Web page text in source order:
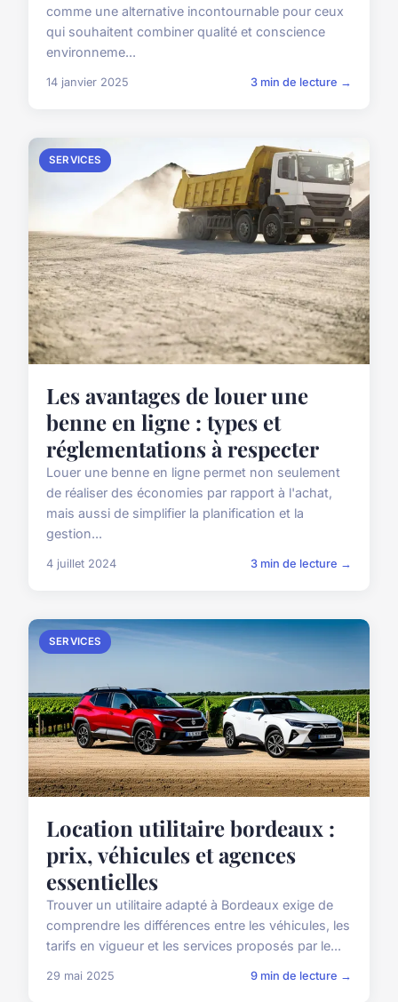
comme une alternative incontournable pour ceux
qui souhaitent combiner qualité et conscience
environneme...
14 janvier 2025 3 min de lecture →
SERVICES
Les avantages de louer une
benne en ligne : types et
réglementations à respecter
Louer une benne en ligne permet non seulement
de réaliser des économies par rapport à l'achat,
mais aussi de simplifier la planification et la
gestion...
4 juillet 2024 3 min de lecture →
SERVICES
Location utilitaire bordeaux :
prix, véhicules et agences
essentielles
Trouver un utilitaire adapté à Bordeaux exige de
comprendre les différences entre les véhicules, les
tarifs en vigueur et les services proposés par le...
29 mai 2025 9 min de lecture →